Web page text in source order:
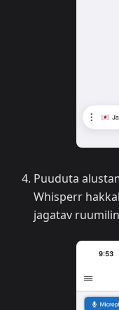
Puuduta
Whisperr
jagatav